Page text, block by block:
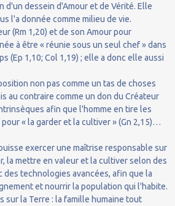
d'un dessein d'Amour et de Vérité. Elle
l'a donnée comme milieu de vie.
(Rm 1,20) et de son Amour pour
à être « réunie sous un seul chef » dans
(Ep 1,10; Col 1,19) ; elle a donc elle aussi
non pas comme un tas de choses
au contraire comme un don du Créateur
afin que l'homme en tire les
« la garder et la cultiver » (Gn 2,15)…
exercer une maîtrise responsable sur
la mettre en valeur et la cultiver selon des
technologies avancées, afin que la
et nourrir la population qui l'habite.
sur la Terre : la famille humaine tout